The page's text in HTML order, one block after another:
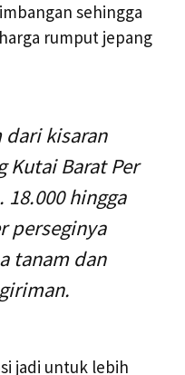
sehingga
rumput jepang
dari kisaran
Kutai Barat Per
18.000 hingga
perseginya
tanam dan
jadi untuk lebih